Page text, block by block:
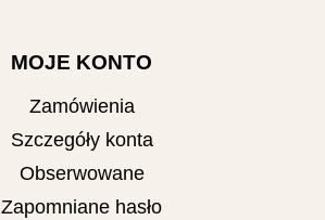
MOJE KONTO
Zamówienia
Szczegóły konta
Obserwowane
Zapomniane hasło